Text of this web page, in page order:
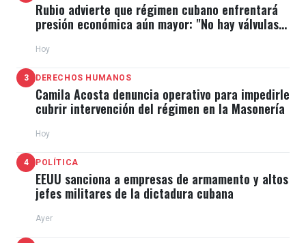
Rubio advierte que régimen cubano enfrentará
presión económica aún mayor: "No hay válvulas
Hoy
3 DERECHOS HUMANOS
Camila Acosta denuncia operativo para impedirle
cubrir intervención del régimen en la Masonería
Hoy
4 POLÍTICA
EEUU sanciona a empresas de armamento y altos
jefes militares de la dictadura cubana
Ayer